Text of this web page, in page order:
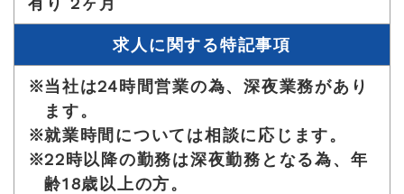
求人に関する特記事項
当社は24時間営業の為、深夜業務があり
ます。
就業時間については相談に応じます。
22時以降の勤務は深夜勤務となる為、年
齢18歳以上の方。